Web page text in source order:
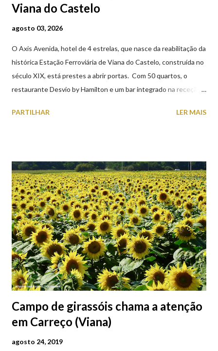
Viana do Castelo
agosto 03, 2026
O Axis Avenida, hotel de 4 estrelas, que nasce da reabilitação da
histórica Estação Ferroviária de Viana do Castelo, construída no
século XIX, está prestes a abrir portas. Com 50 quartos, o
restaurante Desvio by Hamilton e um bar integrado na receção,
peças históricas cedidas pela IP Património que homenageiam a
PARTILHAR LER MAIS
Campo de girassóis chama a atenção
em Carreço (Viana)
agosto 24, 2019